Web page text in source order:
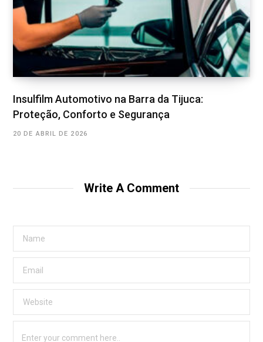
Insulfilm Automotivo na Barra da Tijuca:
Proteção, Conforto e Segurança
20 DE ABRIL DE 2026
Write A Comment